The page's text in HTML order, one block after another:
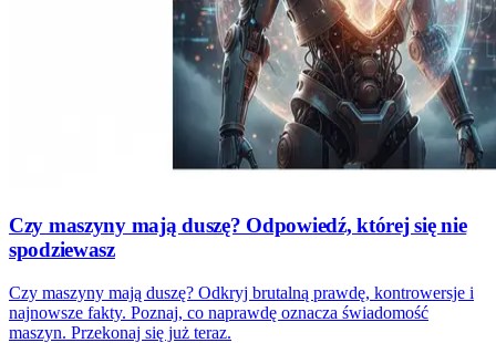
Czy maszyny mają duszę? Odpowiedź, której się nie
spodziewasz
Czy maszyny mają duszę? Odkryj brutalną prawdę, kontrowersje i
najnowsze fakty. Poznaj, co naprawdę oznacza świadomość
maszyn. Przekonaj się już teraz.